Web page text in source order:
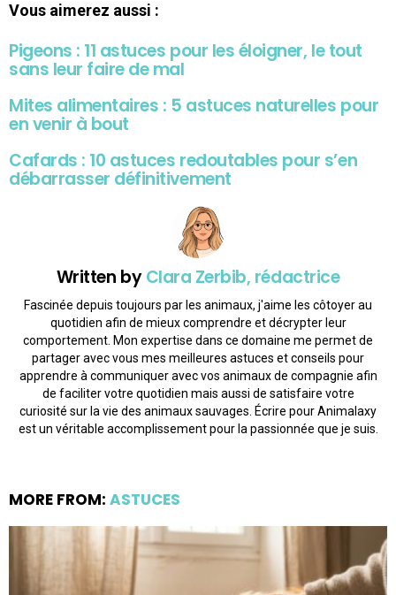
Vous aimerez aussi :
Pigeons : 11 astuces pour les éloigner, le tout
sans leur faire de mal
Mites alimentaires : 5 astuces naturelles pour
en venir à bout
Cafards : 10 astuces redoutables pour s’en
débarrasser définitivement
Written byClara Zerbib, rédactrice
Fascinée depuis toujours par les animaux, j'aime les côtoyer au
quotidien afin de mieux comprendre et décrypter leur
comportement. Mon expertise dans ce domaine me permet de
partager avec vous mes meilleures astuces et conseils pour
apprendre à communiquer avec vos animaux de compagnie afin
de faciliter votre quotidien mais aussi de satisfaire votre
curiosité sur la vie des animaux sauvages. Écrire pour Animalaxy
est un véritable accomplissement pour la passionnée que je suis.
MORE FROM: ASTUCES